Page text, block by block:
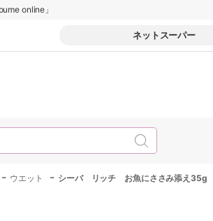
online」
ネットスーパー
- ウエット - シーバ リッチ お魚にささみ添え35g